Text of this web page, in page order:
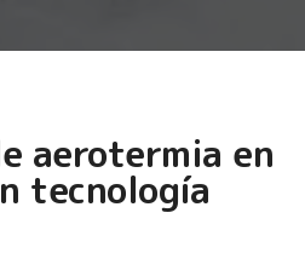
aerotermia en
tecnología